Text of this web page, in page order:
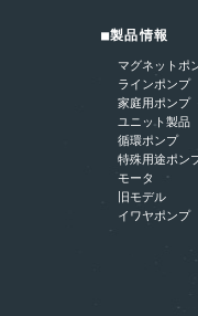
■製品情報
マグネットポ
ラインポンプ
家庭用ポンプ
ユニット製品
循環ポンプ
特殊用途ポン
モータ
旧モデル
イワヤポンプ